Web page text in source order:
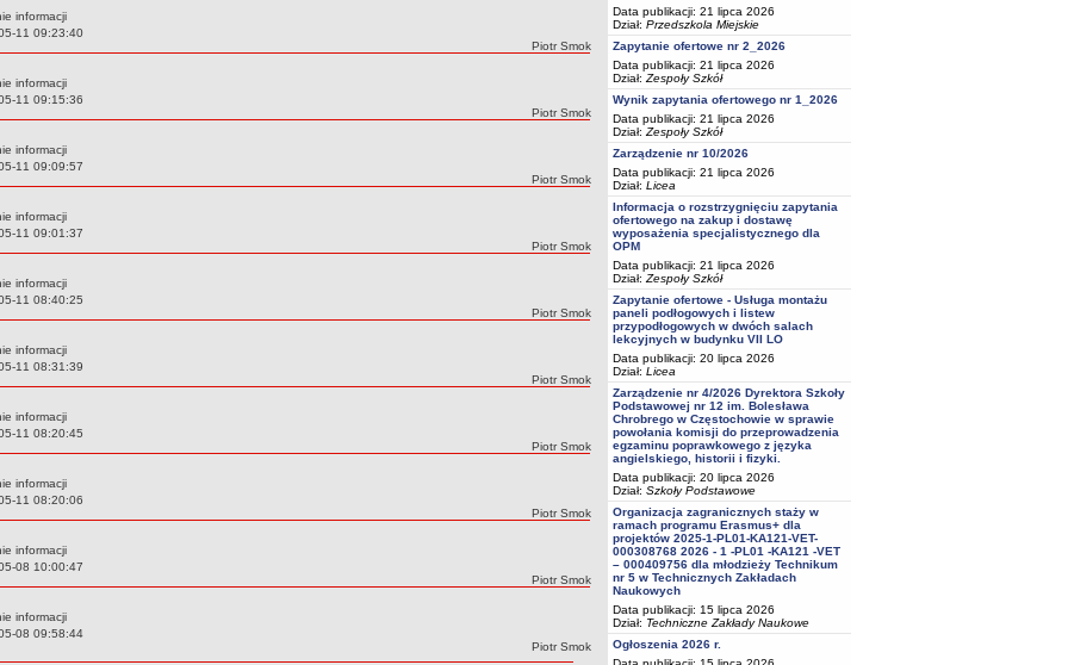
informacji
11 09:23:40
Autor:
Piotr Smok
informacji
11 09:15:36
Autor:
Piotr Smok
informacji
11 09:09:57
Autor:
Piotr Smok
informacji
11 09:01:37
Autor:
Piotr Smok
informacji
11 08:40:25
Autor:
Piotr Smok
informacji
11 08:31:39
Autor:
Piotr Smok
informacji
11 08:20:45
Autor:
Piotr Smok
informacji
11 08:20:06
Autor:
Piotr Smok
informacji
08 10:00:47
Autor:
Piotr Smok
informacji
08 09:58:44
Autor:
Piotr Smok
Data publikacji: 21 lipca 2026
Dział: Przedszkola Miejskie
Zapytanie ofertowe nr 2_2026
Data publikacji: 21 lipca 2026
Dział: Zespoły Szkół
Wynik zapytania ofertowego nr 1_2026
Data publikacji: 21 lipca 2026
Dział: Zespoły Szkół
Zarządzenie nr 10/2026
Data publikacji: 21 lipca 2026
Dział: Licea
Informacja o rozstrzygnięciu zapytania
ofertowego na zakup i dostawę
wyposażenia specjalistycznego dla
OPM
Data publikacji: 21 lipca 2026
Dział: Zespoły Szkół
Zapytanie ofertowe - Usługa montażu
paneli podłogowych i listew
przypodłogowych w dwóch salach
lekcyjnych w budynku VII LO
Data publikacji: 20 lipca 2026
Dział: Licea
Zarządzenie nr 4/2026 Dyrektora Szkoły
Podstawowej nr 12 im. Bolesława
Chrobrego w Częstochowie w sprawie
powołania komisji do przeprowadzenia
egzaminu poprawkowego z języka
angielskiego, historii i fizyki.
Data publikacji: 20 lipca 2026
Dział: Szkoły Podstawowe
Organizacja zagranicznych staży w
ramach programu Erasmus+ dla
projektów 2025-1-PL01-KA121-VET-
000308768 2026 - 1 -PL01 -KA121 -VET
– 000409756 dla młodzieży Technikum
nr 5 w Technicznych Zakładach
Naukowych
Data publikacji: 15 lipca 2026
Dział: Techniczne Zakłady Naukowe
Ogłoszenia 2026 r.